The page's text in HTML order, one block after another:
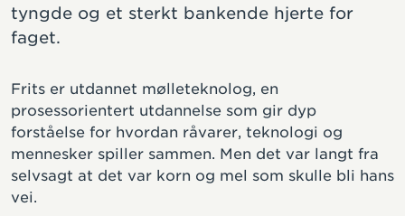
tyngde og et sterkt bankende hjerte for
faget.
Frits er utdannet mølleteknolog, en
prosessorientert utdannelse som gir dyp
forståelse for hvordan råvarer, teknologi og
mennesker spiller sammen. Men det var langt fra
selvsagt at det var korn og mel som skulle bli hans
vei.